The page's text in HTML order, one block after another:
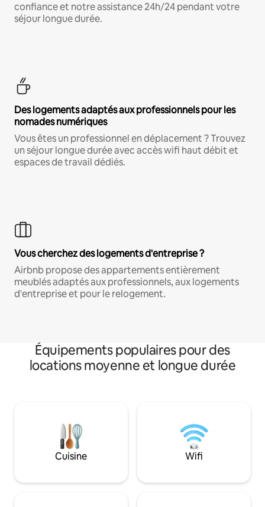
confiance et notre assistance 24h/24 pendant votre
séjour longue durée.
Des logements adaptés aux professionnels pour les
nomades numériques
Vous êtes un professionnel en déplacement ? Trouvez
un séjour longue durée avec accès wifi haut débit et
espaces de travail dédiés.
Vous cherchez des logements d'entreprise ?
Airbnb propose des appartements entièrement
meublés adaptés aux professionnels, aux logements
d'entreprise et pour le relogement.
Équipements populaires pour des
locations moyenne et longue durée
Cuisine Wifi